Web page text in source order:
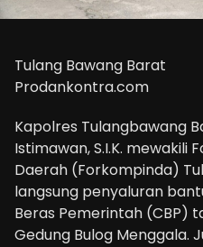
Tulang Bawang Barat
Prodankontra.com
Kapolres Tulangbawang
Istimawan, S.I.K. mewakili
Daerah (Forkompinda)
langsung penyaluran
Beras Pemerintah (CBP)
Gedung Bulog Menggala.